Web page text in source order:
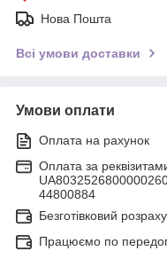
Нова Пошта
Всі умови доставки
Умови оплати
Оплата на рахунок
Оплата за
44800884
Безготівковий
Працюємо по